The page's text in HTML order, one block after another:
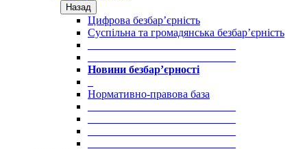
Назад
Цифрова безбар’єрність
Суспільна та громадянська безбар’єрність
Новини безбар’єрності
Нормативно-правова база